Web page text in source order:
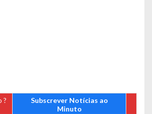
?
Subscrever Notícias ao
Minuto